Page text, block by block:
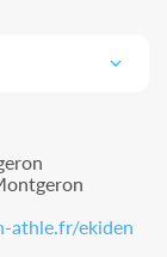
athle.fr/ekiden